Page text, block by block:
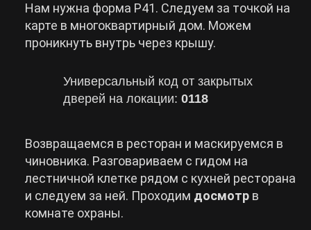
Hogwarts Legacy
Все игры
Нам нужна форма P41. Следуем за точкой на
карте в многоквартирный дом. Можем
проникнуть внутрь через крышу.
Универсальный код от закрытых
дверей на локации: 0118
Возвращаемся в ресторан и маскируемся в
чиновника. Разговариваем с гидом на
лестничной клетке рядом с кухней ресторана
и следуем за ней. Проходим досмотр в
комнате охраны.